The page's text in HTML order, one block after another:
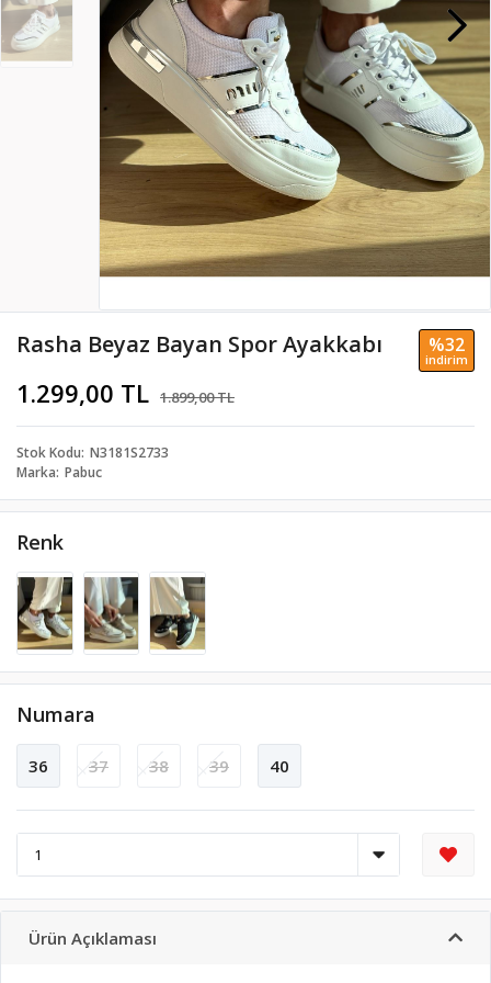
Rasha Beyaz Bayan Spor Ayakkabı
1.299,00 TL 1.899,00 TL
%32
i̇ndi̇ri̇m
Stok Kodu N3181S2733
Marka Pabuc
Renk
Numara
36 37 38 39 40
Ürün Açıklaması